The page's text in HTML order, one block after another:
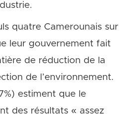
quatre Camerounais sur
leur gouvernement fait
de réduction de la
de l’environnement.
estiment que le
des résultats « assez